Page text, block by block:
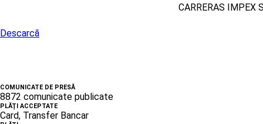
CARRERAS IMPEX
Descarcă
COMUNICATE DE PRESĂ
8872 comunicate publicate
PLĂȚI ACCEPTATE
Card, Transfer Bancar